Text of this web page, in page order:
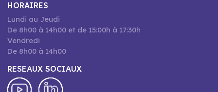
HORAIRES
Lundi au Jeudi
De 8h00 à 14h00 et de 15:00h à 17:30h
Vendredi
De 8h00 à 14h00
RESEAUX SOCIAUX